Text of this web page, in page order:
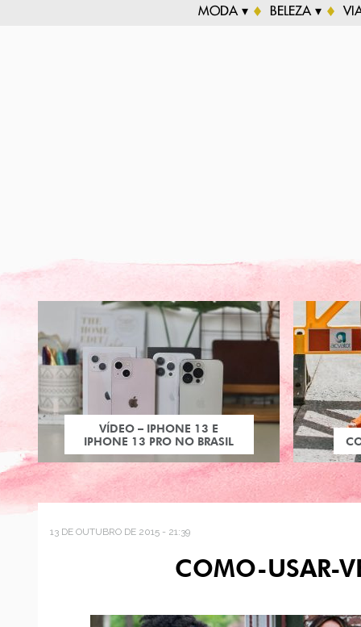
MODA ▾ BELEZA ▾
VÍDEO – IPHONE 13 E
IPHONE 13 PRO NO BRASIL
13 DE OUTUBRO DE 2015 - 21:39
COMO-USAR-